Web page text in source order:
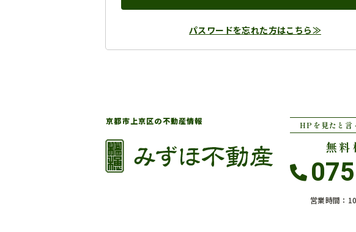
パスワードを忘れた方はこちら≫
京都市上京区の不動産情報 HPを見たと言
無料
営業時間：